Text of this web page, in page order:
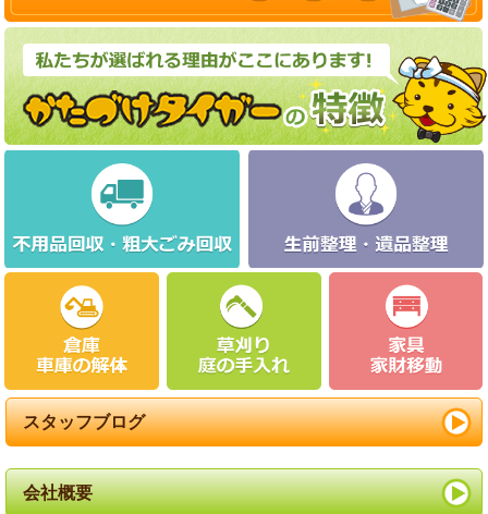
スタッフブログ
会社概要